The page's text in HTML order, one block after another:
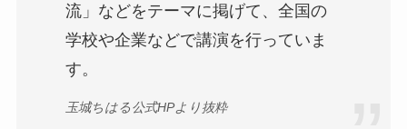
流」などをテーマに掲げて、全国の
学校や企業などで講演を行っていま
す。
玉城ちはる公式HPより抜粋